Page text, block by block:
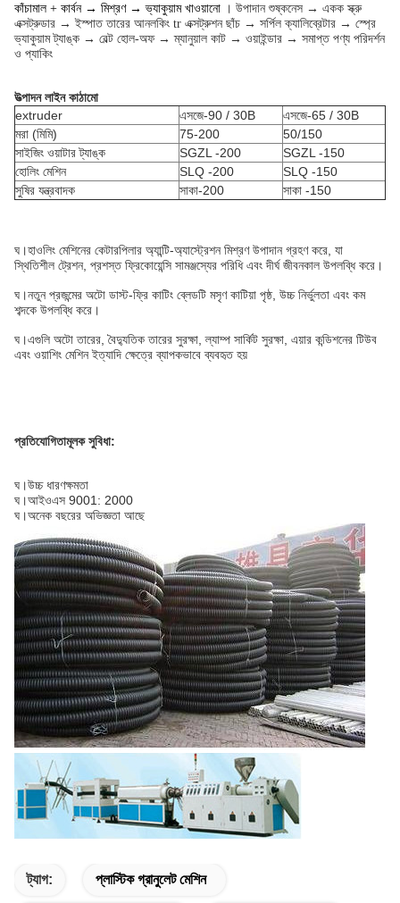
কাঁচামাল + কার্বন → মিশ্রণ → ভ্যাকুয়াম খাওয়ানো । উপাদানশুষ্কনেস → একক স্ক্রু
এক্সট্রুডার → ইস্পাত তারের আনলকিং tr এক্সট্রুশন ছাঁচ → সর্পিল ক্যালিব্রেটার → স্প্রে
ভ্যাকুয়াম ট্যাঙ্ক → বেল্ট হোল-অফ → ম্যানুয়াল কাট → ওয়াইন্ডার → সমাপ্ত পণ্য পরিদর্শন
ও প্যাকিং
উত্পাদন লাইন কাঠামো
extruder
এসজে-90 / 30B
এসজে-65 / 30B
মরা (মিমি)
75-200
50/150
সাইজিং ওয়াটার ট্যাঙ্ক
SGZL -200
SGZL -150
হোলিং মেশিন
SLQ -200
SLQ -150
সুষির যন্ত্রবাদক
সাকা-200 সাকা -150
ঘ।হাওলিং মেশিনের কেটারপিলার অ্যান্টি-অ্যাস্ট্রেশন মিশ্রণ উপাদান গ্রহণ করে, যা
স্থিতিশীল ট্রেশন, প্রশস্ত ফ্রিকোয়েন্সি সামঞ্জস্যের পরিধি এবং দীর্ঘ জীবনকাল উপলব্ধি করে।
ঘ।নতুন প্রজন্মের অটো ডাস্ট-ফ্রি কাটিং ব্লেডটি মসৃণ কাটিয়া পৃষ্ঠ, উচ্চ নির্ভুলতা এবং কম
শব্দকে উপলব্ধি করে।
ঘ।এগুলি অটো তারের, বৈদ্যুতিক তারের সুরক্ষা, ল্যাম্প সার্কিট সুরক্ষা, এয়ার কন্ডিশনের টিউব
এবং ওয়াশিং মেশিন ইত্যাদি ক্ষেত্রে ব্যাপকভাবে ব্যবহৃত হয়
প্রতিযোগিতামূলক সুবিধা:
ঘ।উচ্চ ধারণক্ষমতা
ঘ।আইওএস 9001: 2000
ঘ।অনেক বছরের অভিজ্ঞতা আছে
ট্যাগ: প্লাস্টিক গ্রানুলেট মেশিন